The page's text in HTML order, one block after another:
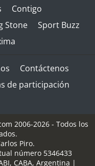
Contigo
Stone
Sport Buzz
Contáctenos
de participación
2006-2026 - Todos los
Piro.
número 5346433
, CABA, Argentina |